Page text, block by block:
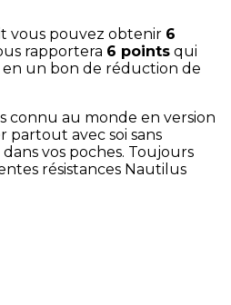
vous pouvez obtenir 6
rapportera 6 points qui
un bon de réduction de
connu au monde en version
partout avec soi sans
vos poches. Toujours
résistances Nautilus